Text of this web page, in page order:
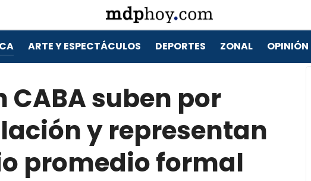
ARTE Y ESPECTÁCULOS DEPORTES ZONAL OPINIÓN
CABA suben por
y representan
promedio formal